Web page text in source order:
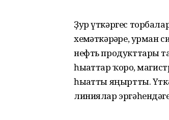
Ҙур үткәргес
хеҙмәткәрҙәре,
нефть продукттары
һыҙаттар ҡорҙо,
һыҙатты яңыртты.
линиялар